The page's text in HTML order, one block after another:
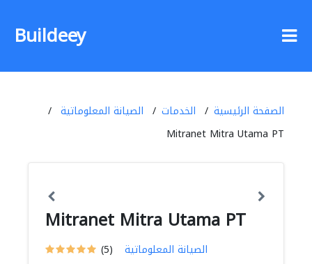
Buildeey
الصفحة الرئيسية الخدمات
الصيانة المعلوماتية
Mitranet Mitra Utama PT
Mitranet Mitra Utama PT
(5) الصيانة المعلوماتية